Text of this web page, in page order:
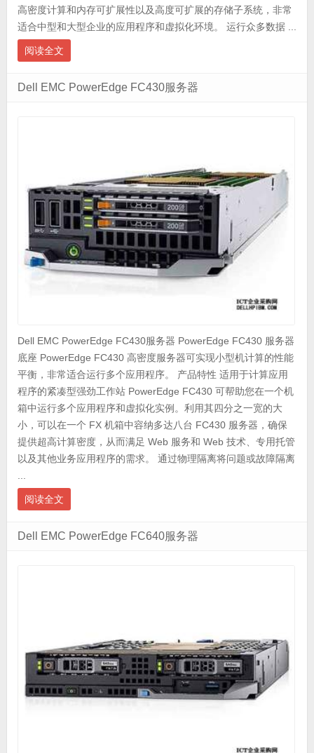
高密度计算和内存可扩展性以及高度可扩展的存储子系统，非常
适合中型和大型企业的应用程序和虚拟化环境。 运行众多数据 ...
阅读全文
Dell EMC PowerEdge FC430服务器
Dell EMC PowerEdge FC430服务器 PowerEdge FC430 服务器
底座 PowerEdge FC430 高密度服务器可实现小型机计算的性能
平衡，非常适合运行多个应用程序。 产品特性 适用于计算应用
程序的紧凑型强劲工作站 PowerEdge FC430 可帮助您在一个机
箱中运行多个应用程序和虚拟化实例。利用其四分之一宽的大
小，可以在一个 FX 机箱中容纳多达八台 FC430 服务器，确保
提供超高计算密度，从而满足 Web 服务和 Web 技术、专用托管
以及其他业务应用程序的需求。 通过物理隔离将问题或故障隔离
...
阅读全文
Dell EMC PowerEdge FC640服务器